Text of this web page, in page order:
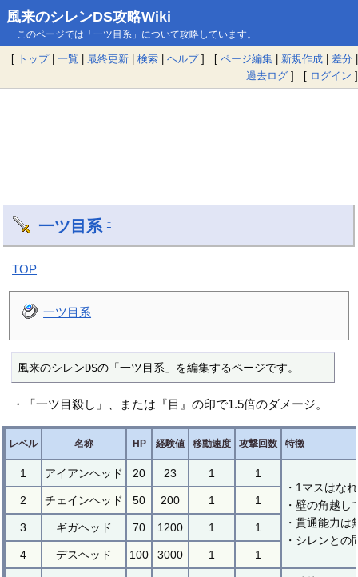
風来のシレンDS攻略Wiki
このページでは「一ツ目系」について攻略しています。
[ トップ| 一覧 | 最終更新 | 検索 | ヘルプ] [ ページ編集 | 新規作成 | 差分 |
過去ログ ] [ ログイン ]
一ツ目系 †
TOP
一ツ目系
風来のシレンDSの「一ツ目系」を編集するページです。
・「一ツ目殺し」、または『目』の印で1.5倍のダメージ。
レベル 名称 HP 経験値 移動速度 攻撃回数 特徴
1 アイアンヘッド 20 23 1
1
・1マスはな
・壁の角越し
・貫通能力は
・シレンとの
2 チェインヘッド 50 200 1 1
3 ギガヘッド 70 1200 1 1
4 デスヘッド 100 3000 1 1